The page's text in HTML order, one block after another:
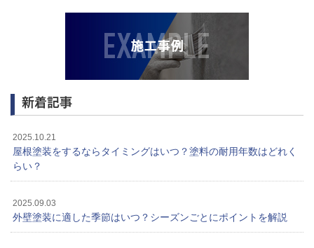
新着記事
2025.10.21
屋根塗装をするならタイミングはいつ？塗料の耐用年数はどれく
らい？
2025.09.03
外壁塗装に適した季節はいつ？シーズンごとにポイントを解説